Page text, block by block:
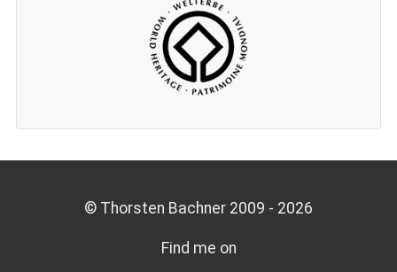
© Thorsten Bachner 2009 - 2026
Find me on